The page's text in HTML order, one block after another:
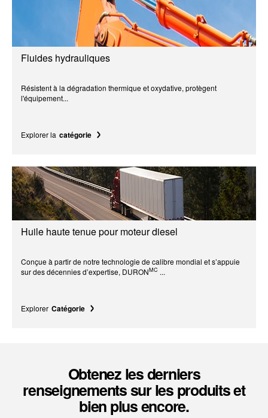
Fluides hydrauliques
Résistent à la dégradation thermique et oxydative, protègent
l'équipement...
Explorer la catégorie
Huile haute tenue pour moteur diesel
Conçue à partir de notre technologie de calibre mondial et s’appuie
sur des décennies d’expertise, DURONMC ...
Explorer Catégorie
Obtenez les derniers
renseignements sur les produits et
bien plus encore.